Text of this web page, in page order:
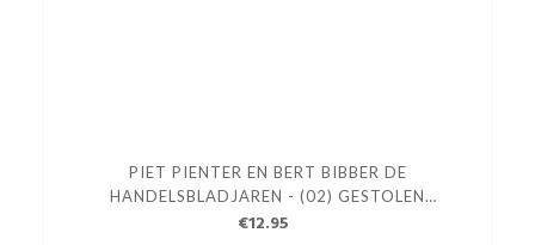
PIET PIENTER EN BERT BIBBER DE
HANDELSBLADJAREN - (02) GESTOLEN
VREDESWAPEN
€12.95